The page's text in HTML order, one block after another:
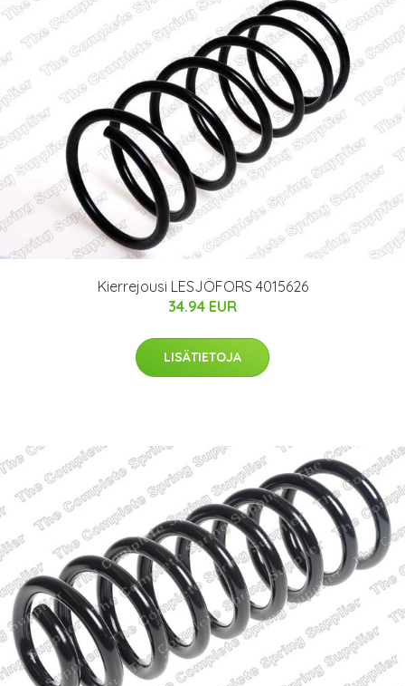
Kierrejousi LESJÖFORS 4015626
34.94 EUR
LISÄTIETOJA